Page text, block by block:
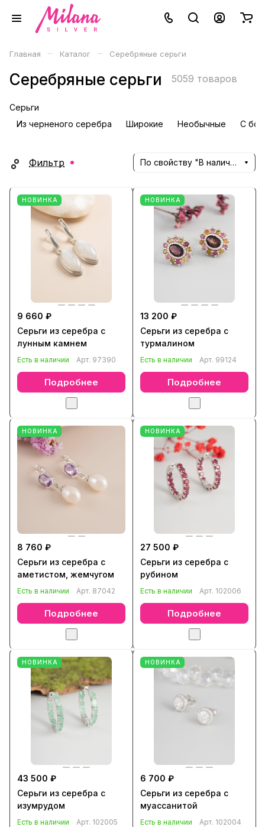
Главная – Каталог – Серебряные серьги
Серебряные серьги 5059 товаров
Серьги
Из черненого серебра
Широкие Необычные С
Фильтр По свойству "В наличии" (убывание)
НОВИНКА
9 660 ₽
Серьги из серебра с
лунным камнем
Есть в наличии Арт. 97390
Подробнее
НОВИНКА
13 200 ₽
Серьги из серебра с
турмалином
Есть в наличии Арт. 99124
Подробнее
НОВИНКА
8 760 ₽
Серьги из серебра с
аметистом, жемчугом
Есть в наличии Арт. 87042
Подробнее
НОВИНКА
27 500 ₽
Серьги из серебра с
рубином
Есть в наличии Арт. 102006
Подробнее
НОВИНКА
43 500 ₽
Серьги из серебра с
изумрудом
Есть в наличии Арт. 102005
НОВИНКА
6 700 ₽
Серьги из серебра с
муассанитой
Есть в наличии Арт. 102004